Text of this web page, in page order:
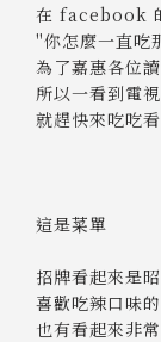
在 facebook
"你怎麼一直吃
為了嘉惠各位
所以一看到電
就趕快來吃吃看
這是菜單
招牌看起來是
喜歡吃辣口味
也有看起來非